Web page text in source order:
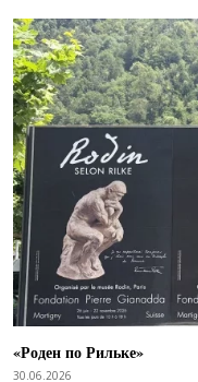
«Роден по Рильке»
30.06.2026